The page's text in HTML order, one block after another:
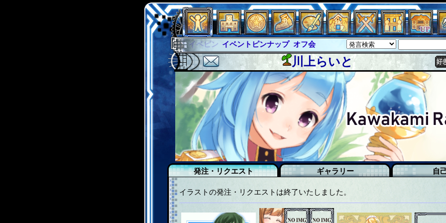
イベントピンナップ オフ会 グラシャ
グラシャ・ラボラス
グローバルジャスティス
サイキックハーツ サイキックハーツ大戦
シュラウド ソロモン
ファイナル
アブソーバー イベピン
川上らいと
発注・リクエスト ギャラリー 自
イラストの発注・リクエストは終了いたしました。